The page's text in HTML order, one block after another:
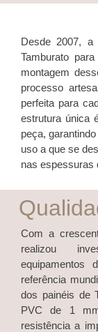
Desde 2007, a
Tamburato
montagem
processo
perfeita para
estrutura única
peça,
uso a que se
nas espessuras
Com a
realizou
equipamentos
referência
dos painéis de
PVC de 1
resistência a